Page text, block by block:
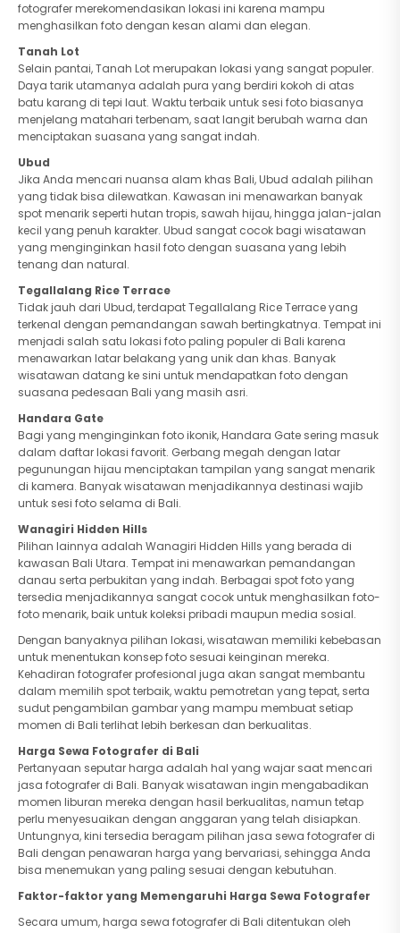
fotografer merekomendasikan lokasi ini karena mampu
menghasilkan foto dengan kesan alami dan elegan.
Tanah Lot
Selain pantai, Tanah Lot merupakan lokasi yang sangat populer.
Daya tarik utamanya adalah pura yang berdiri kokoh di atas
batu karang di tepi laut. Waktu terbaik untuk sesi foto biasanya
menjelang matahari terbenam, saat langit berubah warna dan
menciptakan suasana yang sangat indah.
Ubud
Jika Anda mencari nuansa alam khas Bali, Ubud adalah pilihan
yang tidak bisa dilewatkan. Kawasan ini menawarkan banyak
spot menarik seperti hutan tropis, sawah hijau, hingga jalan-jalan
kecil yang penuh karakter. Ubud sangat cocok bagi wisatawan
yang menginginkan hasil foto dengan suasana yang lebih
tenang dan natural.
Tegallalang Rice Terrace
Tidak jauh dari Ubud, terdapat Tegallalang Rice Terrace yang
terkenal dengan pemandangan sawah bertingkatnya. Tempat ini
menjadi salah satu lokasi foto paling populer di Bali karena
menawarkan latar belakang yang unik dan khas. Banyak
wisatawan datang ke sini untuk mendapatkan foto dengan
suasana pedesaan Bali yang masih asri.
Handara Gate
Bagi yang menginginkan foto ikonik, Handara Gate sering masuk
dalam daftar lokasi favorit. Gerbang megah dengan latar
pegunungan hijau menciptakan tampilan yang sangat menarik
di kamera. Banyak wisatawan menjadikannya destinasi wajib
untuk sesi foto selama di Bali.
Wanagiri Hidden Hills
Pilihan lainnya adalah Wanagiri Hidden Hills yang berada di
kawasan Bali Utara. Tempat ini menawarkan pemandangan
danau serta perbukitan yang indah. Berbagai spot foto yang
tersedia menjadikannya sangat cocok untuk menghasilkan foto-
foto menarik, baik untuk koleksi pribadi maupun media sosial.
Dengan banyaknya pilihan lokasi, wisatawan memiliki kebebasan
untuk menentukan konsep foto sesuai keinginan mereka.
Kehadiran fotografer profesional juga akan sangat membantu
dalam memilih spot terbaik, waktu pemotretan yang tepat, serta
sudut pengambilan gambar yang mampu membuat setiap
momen di Bali terlihat lebih berkesan dan berkualitas.
Harga Sewa Fotografer di Bali
Pertanyaan seputar harga adalah hal yang wajar saat mencari
jasa fotografer di Bali. Banyak wisatawan ingin mengabadikan
momen liburan mereka dengan hasil berkualitas, namun tetap
perlu menyesuaikan dengan anggaran yang telah disiapkan.
Untungnya, kini tersedia beragam pilihan jasa sewa fotografer di
Bali dengan penawaran harga yang bervariasi, sehingga Anda
bisa menemukan yang paling sesuai dengan kebutuhan.
Faktor-faktor yang Memengaruhi Harga Sewa Fotografer
Secara umum, harga sewa fotografer di Bali ditentukan oleh